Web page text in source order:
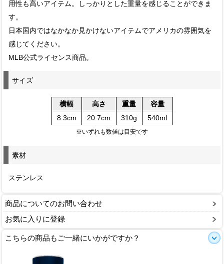
用性も高いアイテム。しっかりとした重量を感じることができま
す。
日本国内ではなかなか見かけないアイテムでアメリカの雰囲気を
感じてください。
MLB公式ライセンス商品。
サイズ
横幅 高さ 重量
容量
8.3cm
20.7cm 310g 540ml
※いずれも数値は目安です
素材
ステンレス
商品についてのお問い合わせ
お気に入りに登録
こちらの商品もご一緒にいかがですか？